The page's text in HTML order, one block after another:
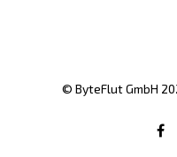
© ByteFlut GmbH